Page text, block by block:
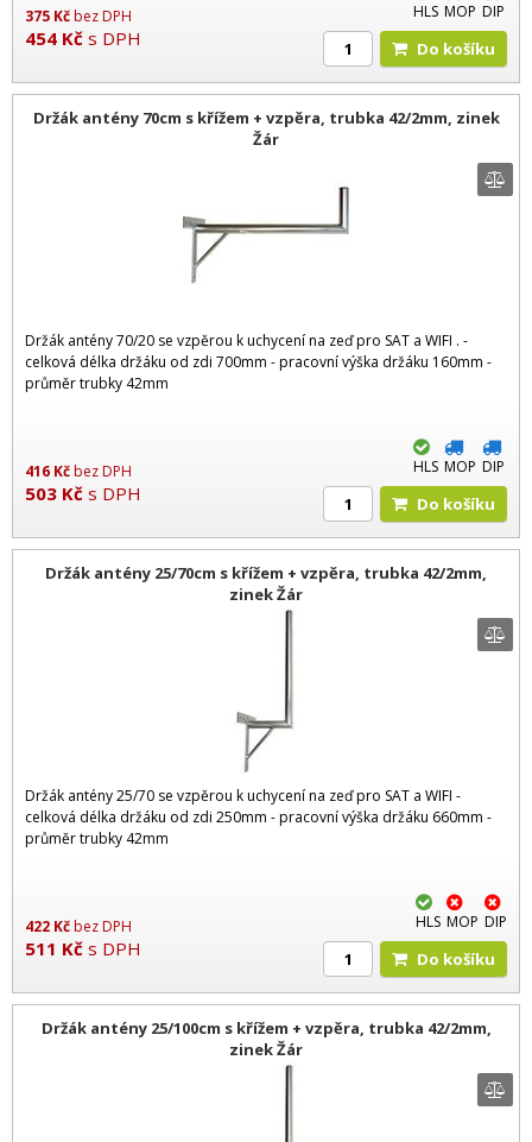
375 Kčbez DPH
454 Kč s DPH
HLS MOP DIP
Do košíku
Držák antény 70cm s křížem + vzpěra, trubka 42/2mm, zinek
Žár
Držák antény 70/20 se vzpěrou k uchycení na zeď pro SAT a WIFI . -
celková délka držáku od zdi 700mm - pracovní výška držáku 160mm -
průměr trubky 42mm
416 Kčbez DPH
503 Kč s DPH
HLS MOP DIP
Do košíku
Držák antény 25/70cm s křížem + vzpěra, trubka 42/2mm,
zinek Žár
Držák antény 25/70 se vzpěrou k uchycení na zeď pro SAT a WIFI -
celková délka držáku od zdi 250mm - pracovní výška držáku 660mm -
průměr trubky 42mm
422 Kčbez DPH
511 Kč s DPH
HLS MOP DIP
Do košíku
Držák antény 25/100cm s křížem + vzpěra, trubka 42/2mm,
zinek Žár